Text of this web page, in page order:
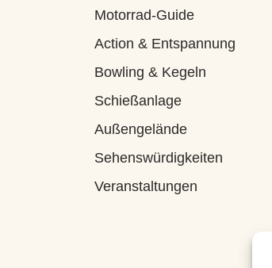
Motorrad-Guide
Action & Entspannung
Bowling & Kegeln
Schießanlage
Außengelände
Sehenswürdigkeiten
Veranstaltungen